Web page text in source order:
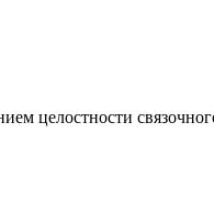
целостности